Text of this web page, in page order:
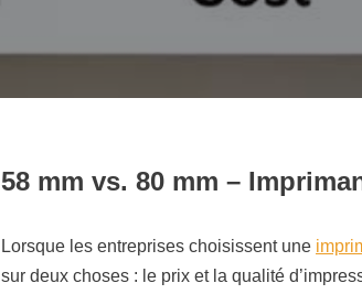
58 mm vs. 80 mm –
Lorsque les entreprises choisissent une
sur deux choses : le prix et la qualité